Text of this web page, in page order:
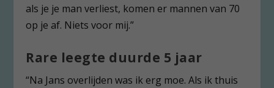
als je je man verliest, komen er mannen van 70
op je af. Niets voor mij.”
Rare leegte duurde 5 jaar
“Na Jans overlijden was ik erg moe. Als ik thuis